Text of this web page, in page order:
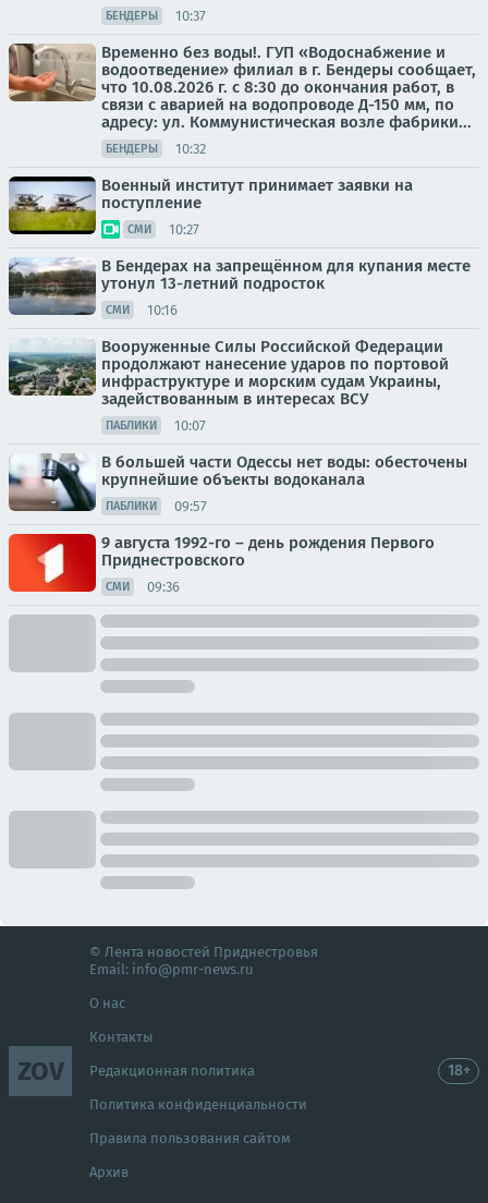
БЕНДЕРЫ 10:37
Временно без воды!. ГУП «Водоснабжение и
водоотведение» филиал в г. Бендеры сообщает,
что 10.08.2026 г. с 8:30 до окончания работ, в
связи с аварией на водопроводе Д-150 мм, по
адресу: ул. Коммунистическая возле фабрики...
БЕНДЕРЫ 10:32
Военный институт принимает заявки на
поступление
СМИ 10:27
В Бендерах на запрещённом для купания месте
утонул 13-летний подросток
СМИ 10:16
Вооруженные Силы Российской Федерации
продолжают нанесение ударов по портовой
инфраструктуре и морским судам Украины,
задействованным в интересах ВСУ
ПАБЛИКИ 10:07
В большей части Одессы нет воды: обесточены
крупнейшие объекты водоканала
ПАБЛИКИ 09:57
9 августа 1992-го – день рождения Первого
Приднестровского
СМИ 09:36
ZOV
© Лента новостей Приднестровья
Email: info@pmr-news.ru
О нас
Контакты
Редакционная политика
Политика конфиденциальности
Правила пользования сайтом
Архив
18+